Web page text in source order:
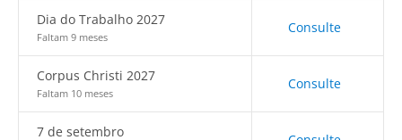
Dia do Trabalho 2027
Faltam 9 meses
Consulte
Corpus Christi 2027
Faltam 10 meses
Consulte
7 de setembro